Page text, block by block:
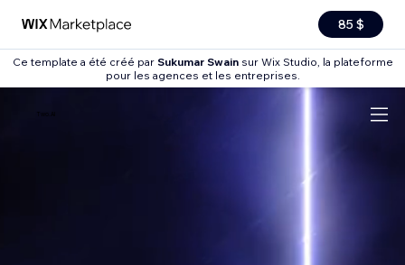
85 $
Ce template a été créé par Sukumar Swainsur Wix Studio, la plateforme
pour les agences et les entreprises.